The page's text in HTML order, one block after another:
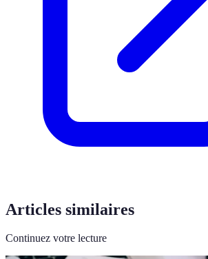
Articles similaires
Continuez votre lecture